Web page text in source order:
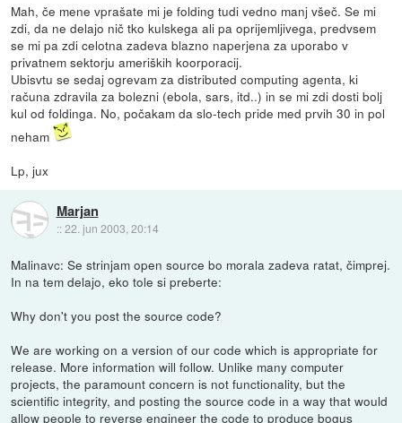
Mah, če mene vprašate mi je folding tudi vedno manj všeč. Se mi
zdi, da ne delajo nič tko kulskega ali pa oprijemljivega, predvsem
se mi pa zdi celotna zadeva blazno naperjena za uporabo v
privatnem sektorju ameriških koorporacij.
Ubisvtu se sedaj ogrevam za distributed computing agenta, ki
računa zdravila za bolezni (ebola, sars, itd..) in se mi zdi dosti bolj
kul od foldinga. No, počakam da slo-tech pride med prvih 30 in pol
neham
Lp, jux
Marjan
::22. jun 2003, 20:14
Malinavc: Se strinjam open source bo morala zadeva ratat, čimprej.
In na tem delajo, eko tole si preberte:
Why don't you post the source code?
We are working on a version of our code which is appropriate for
release. More information will follow. Unlike many computer
projects, the paramount concern is not functionality, but the
scientific integrity, and posting the source code in a way that would
allow people to reverse engineer the code to produce bogus